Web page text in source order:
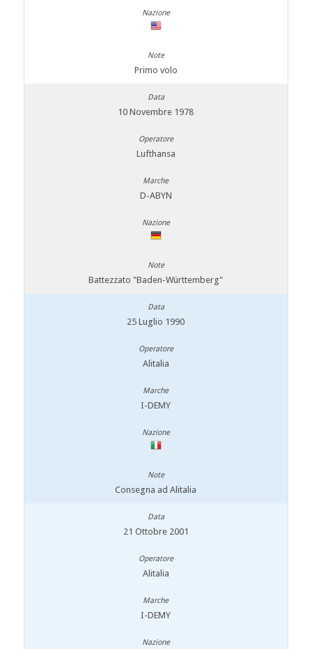
Primo volo
10 Novembre 1978
Lufthansa
D-ABYN
Battezzato "Baden-Württemberg"
25 Luglio 1990
Alitalia
I-DEMY
Consegna ad Alitalia
21 Ottobre 2001
Alitalia
I-DEMY